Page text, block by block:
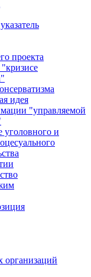
проекта
идея
"управляемой
уголовного и
организаций